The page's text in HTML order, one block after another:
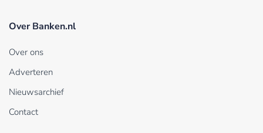
Over Banken.nl
Over ons
Adverteren
Nieuwsarchief
Contact